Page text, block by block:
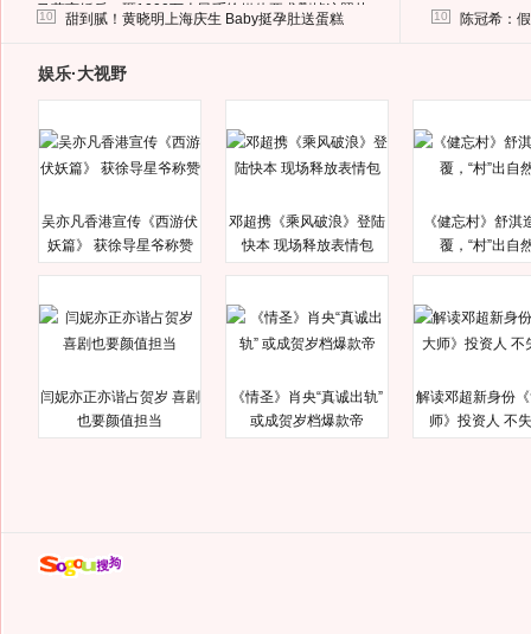
马蓉离婚后，砸1000万人民币给媒体要求删掉这照片
10 甜到腻！黄晓明上海庆生 Baby挺孕肚送蛋糕 10 陈冠希：
娱乐·大视野
吴亦凡香港宣传《西游伏
妖篇》 获徐导星爷称赞
邓超携《乘风破浪》登陆
快本 现场释放表情包
《健忘村》舒淇
覆，“村”出自
闫妮亦正亦谐占贺岁 喜剧
也要颜值担当
《情圣》肖央“真诚出轨”
或成贺岁档爆款帝
解读邓超新身份
师》投资人 不